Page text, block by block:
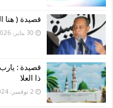
قصيدة ( هنا
30 يناير، 2026
قصيدة :
ذا العلا
2 نوفمبر، 2024